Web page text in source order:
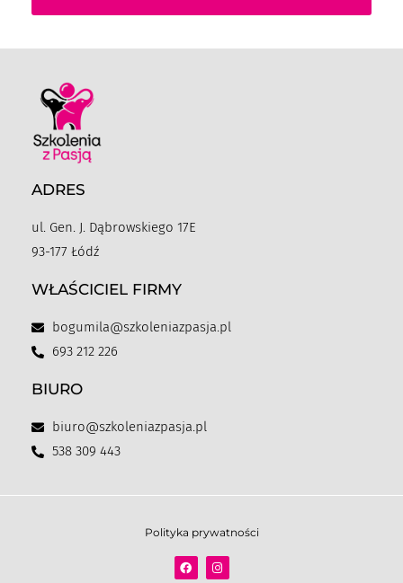
ADRES
ul. Gen. J. Dąbrowskiego 17E
93-177 Łódź
WŁAŚCICIEL FIRMY
bogumila@szkoleniazpasja.pl
693 212 226
BIURO
biuro@szkoleniazpasja.pl
538 309 443
Polityka prywatności